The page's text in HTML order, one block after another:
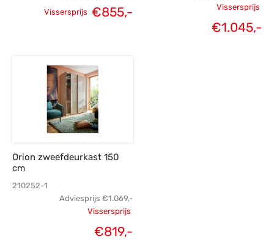
€1.129,-.
Vissersprijs €855,-
Vissersprijs
€1.045,-
Orion zweefdeurkast 150
cm
210252-1
Adviesprijs €1.069,-
Oorspronkelijke
Vissersprijs
€819,-